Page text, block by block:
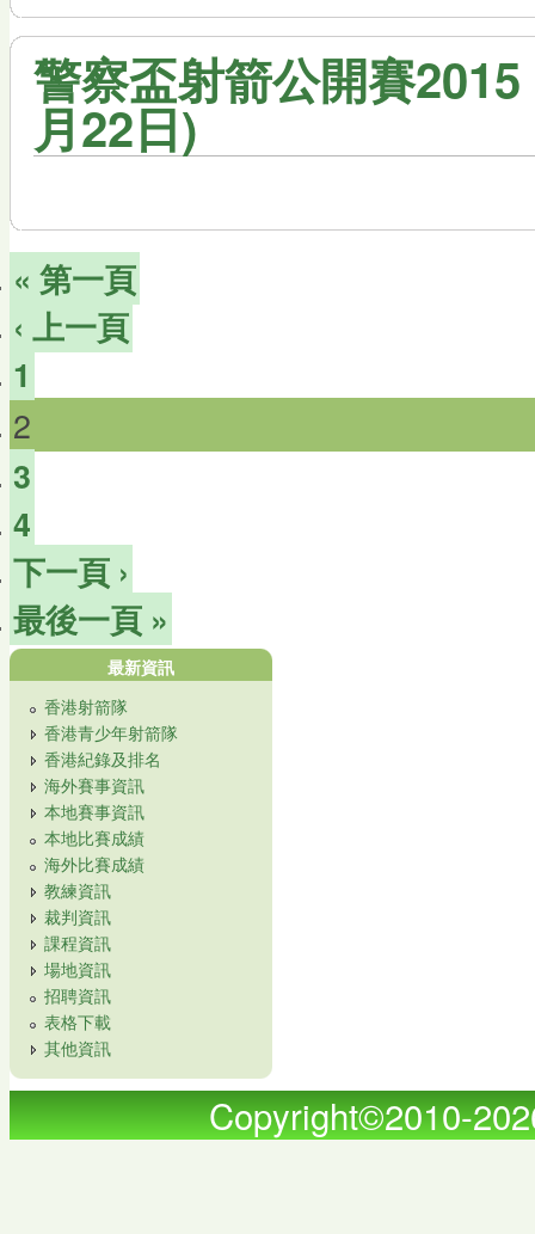
警察盃射箭公開賽
月22日)
« 第一頁
‹ 上一頁
1
2
3
4
下一頁 ›
最後一頁 »
最新資訊
香港射箭隊
香港青少年射箭隊
香港紀錄及排名
海外賽事資訊
本地賽事資訊
本地比賽成績
海外比賽成績
教練資訊
裁判資訊
課程資訊
場地資訊
招聘資訊
表格下載
其他資訊
Copyright©2010-